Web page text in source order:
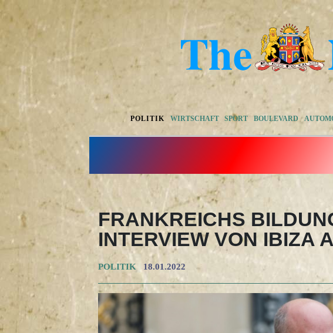
POLITIK WIRTSCHAFT SPORT BOULEVARD
FRANKREICHS
INTERVIEW VON IBIZA
POLITIK 18.01.2022